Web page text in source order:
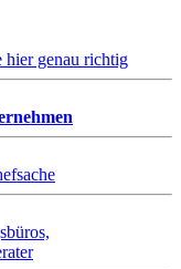
hier genau richtig